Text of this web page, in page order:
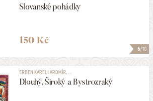
5/10
Slovanské pohádky
150 Kč
ERBEN KAREL JAROMÍR, ...
Dlouhý, Široký a Bystrozraký